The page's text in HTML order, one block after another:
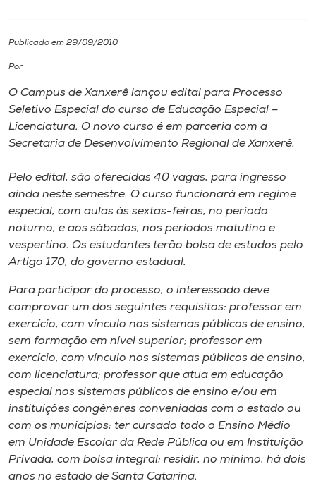
Cultura
CPA
Biblioteca
Editora
Rádio
Unoesc
Store
Selecione
o idioma
A+
Publicado em 29/09/2010
Por
O Campus de Xanxerê lançou edital para Processo
Seletivo Especial do curso de Educação Especial –
Licenciatura. O novo curso é em parceria com a
Secretaria de Desenvolvimento Regional de Xanxerê.
Pelo edital, são oferecidas 40 vagas, para ingresso
ainda neste semestre. O curso funcionará em regime
especial, com aulas às sextas-feiras, no período
noturno, e aos sábados, nos períodos matutino e
vespertino. Os estudantes terão bolsa de estudos pelo
Artigo 170, do governo estadual.
Para participar do processo, o interessado deve
comprovar um dos seguintes requisitos: professor em
exercício, com vínculo nos sistemas públicos de ensino,
sem formação em nível superior; professor em
exercício, com vínculo nos sistemas públicos de ensino,
com licenciatura; professor que atua em educação
especial nos sistemas públicos de ensino e/ou em
instituições congêneres conveniadas com o estado ou
com os municípios; ter cursado todo o Ensino Médio
em Unidade Escolar da Rede Pública ou em Instituição
Privada, com bolsa integral; residir, no mínimo, há dois
anos no estado de Santa Catarina.